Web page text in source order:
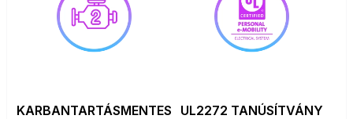
KARBANTARTÁSMENTES
UL2272 TANÚSÍTVÁNY